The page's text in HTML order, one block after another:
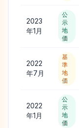
2023
年1月
公
示
地
価
2022
年7月
基
準
地
価
2022
年1月
公
示
地
価